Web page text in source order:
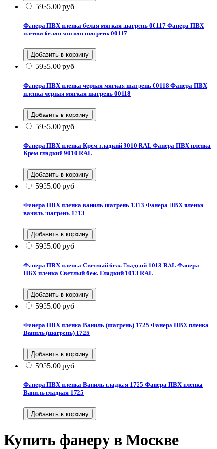
5935.00 руб
Фанера ПВХ пленка белая мягкая шагрень 00117 Фанера ПВХ
пленка белая мягкая шагрень 00117
5935.00 руб
Фанера ПВХ пленка черная мягкая шагрень 00118 Фанера ПВХ
пленка черная мягкая шагрень 00118
5935.00 руб
Фанера ПВХ пленка Крем гладкий 9010 RAL Фанера ПВХ пленка
Крем гладкий 9010 RAL
5935.00 руб
Фанера ПВХ пленка ваниль шагрень 1313 Фанера ПВХ пленка
ваниль шагрень 1313
5935.00 руб
Фанера ПВХ пленка Светлый беж. Гладкий 1013 RAL Фанера
ПВХ пленка Светлый беж. Гладкий 1013 RAL
5935.00 руб
Фанера ПВХ пленка Ваниль (шагрень) 1725 Фанера ПВХ пленка
Ваниль (шагрень) 1725
5935.00 руб
Фанера ПВХ пленка Ваниль гладкая 1725 Фанера ПВХ пленка
Ваниль гладкая 1725
Купить фанеру в Москве